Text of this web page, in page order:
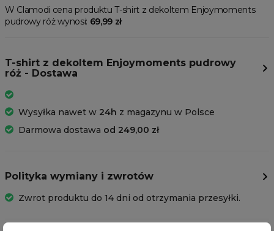
W Clamodi cena produktu T-shirt z dekoltem Enjoymoments
pudrowy róż wynosi: 69,99 zł
T-shirt z dekoltem Enjoymoments pudrowy
róż - Dostawa
Wysyłka nawet w 24h z magazynu w Polsce
Darmowa dostawa od 249,00 zł
Polityka wymiany i zwrotów
Zwrot produktu do 14 dni od otrzymania przesyłki.